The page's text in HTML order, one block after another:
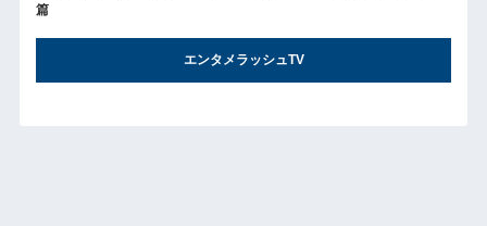
篇
エンタメラッシュTV